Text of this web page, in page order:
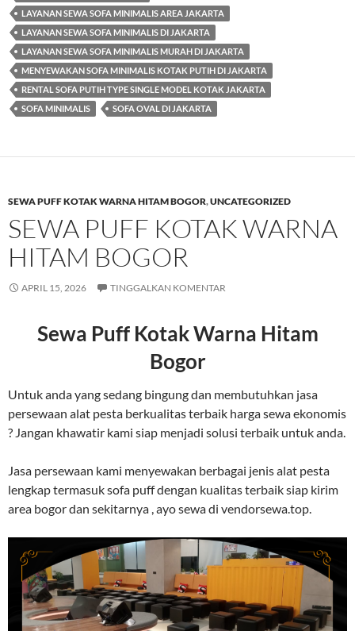
LAYANAN SEWA SOFA MINIMALIS AREA JAKARTA
LAYANAN SEWA SOFA MINIMALIS DI JAKARTA
LAYANAN SEWA SOFA MINIMALIS MURAH DI JAKARTA
MENYEWAKAN SOFA MINIMALIS KOTAK PUTIH DI JAKARTA
RENTAL SOFA PUTIH TYPE SINGLE MODEL KOTAK JAKARTA
SOFA MINIMALIS
SOFA OVAL DI JAKARTA
SEWA PUFF KOTAK WARNA HITAM BOGOR,UNCATEGORIZED
SEWA PUFF KOTAK WARNA
HITAM BOGOR
APRIL 15, 2026 TINGGALKAN KOMENTAR
Sewa Puff Kotak Warna Hitam
Bogor
Untuk anda yang sedang bingung dan membutuhkan jasa
persewaan alat pesta berkualitas terbaik harga sewa ekonomis
? Jangan khawatir kami siap menjadi solusi terbaik untuk anda.
Jasa persewaan kami menyewakan berbagai jenis alat pesta
lengkap termasuk sofa puff dengan kualitas terbaik siap kirim
area bogor dan sekitarnya , ayo sewa di vendorsewa.top.